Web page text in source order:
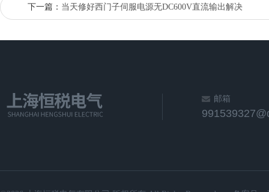
下一篇： 当天修好西门子伺服电源无DC600V直流输出解决
邮箱